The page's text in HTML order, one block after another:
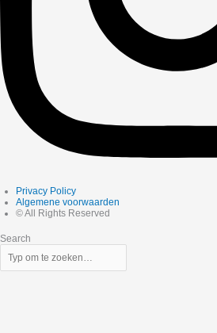
Privacy Policy
Algemene voorwaarden
© All Rights Reserved
Search